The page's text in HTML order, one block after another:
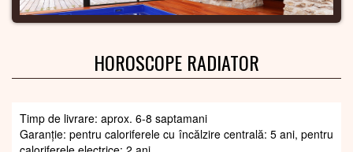
HOROSCOPE RADIATOR
Timp de livrare: aprox. 6-8 saptamani
Garanție: pentru caloriferele cu încălzire centrală: 5 ani, pentru